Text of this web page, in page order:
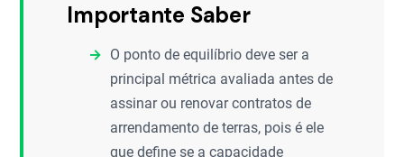
Importante Saber
O ponto de equilíbrio deve ser a
principal métrica avaliada antes de
assinar ou renovar contratos de
arrendamento de terras, pois é ele
que define se a capacidade